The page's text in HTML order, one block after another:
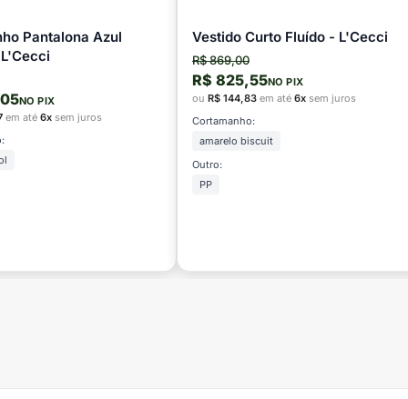
Pantalona Azul
NO PIX
em até 6x sem juros
Vestido Curto Fluído - L'Cecci
R$ 869,00
R$ 825,55NO PIX
ou R$ 144,83 em até 6x sem juros
Cortamanho:
amarelo biscuit
Outro:
PP